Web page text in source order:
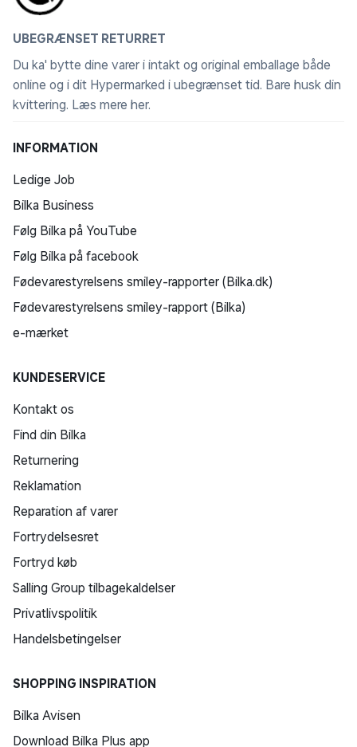
UBEGRÆNSET RETURRET
Du ka' bytte dine varer i intakt og original emballage både
online og i dit Hypermarked i ubegrænset tid. Bare husk din
kvittering. Læs mere her.
INFORMATION
Ledige Job
Bilka Business
Følg Bilka på YouTube
Følg Bilka på facebook
Fødevarestyrelsens smiley-rapporter (Bilka.dk)
Fødevarestyrelsens smiley-rapport (Bilka)
e-mærket
KUNDESERVICE
Kontakt os
Find din Bilka
Returnering
Reklamation
Reparation af varer
Fortrydelsesret
Fortryd køb
Salling Group tilbagekaldelser
Privatlivspolitik
Handelsbetingelser
SHOPPING INSPIRATION
Bilka Avisen
Download Bilka Plus app